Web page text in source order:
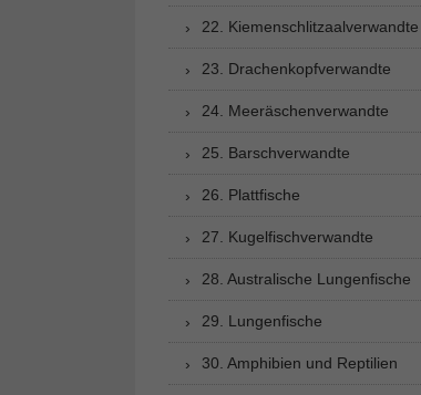
22. Kiemenschlitzaalverwandte
23. Drachenkopfverwandte
24. Meeräschenverwandte
25. Barschverwandte
26. Plattfische
27. Kugelfischverwandte
28. Australische Lungenfische
29. Lungenfische
30. Amphibien und Reptilien